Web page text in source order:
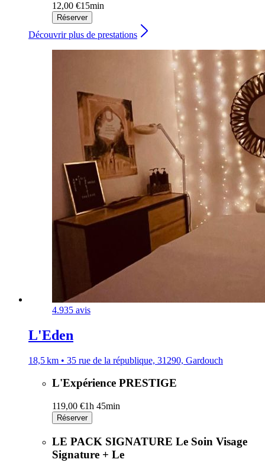
12,00 €15min
Réserver
Découvrir plus de prestations
4.935 avis
L'Eden
18,5 km • 35 rue de la république, 31290, Gardouch
L'Expérience PRESTIGE
119,00 €1h 45min
Réserver
LE PACK SIGNATURE Le Soin Visage
Signature + Le